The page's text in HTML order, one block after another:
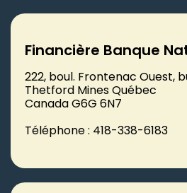
Financière Banque
222, boul. Frontenac Ouest,
Thetford Mines Québec
Canada G6G 6N7
Téléphone : 418-338-6183